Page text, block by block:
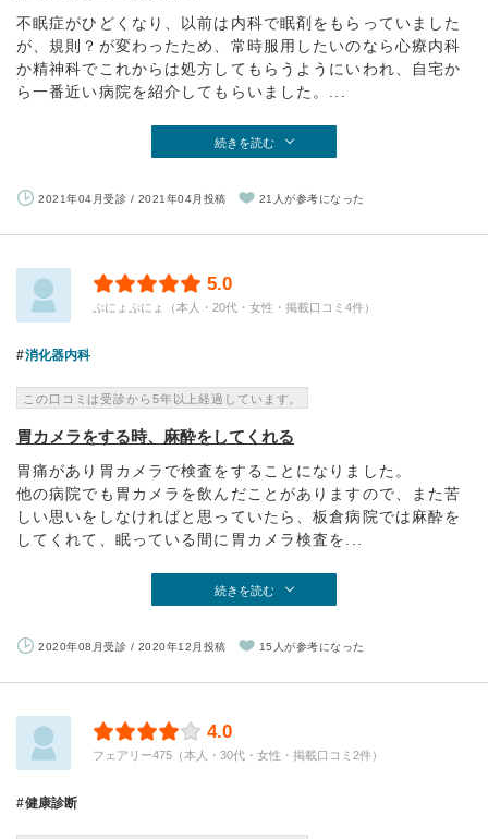
不眠症がひどくなり、以前は内科で眠剤をもらっていました
が、規則？が変わったため、常時服用したいのなら心療内科
か精神科でこれからは処方してもらうようにいわれ、自宅か
ら一番近い病院を紹介してもらいました。...
続きを読む
2021年04月受診 / 2021年04月投稿 21人が参考になった
5.0
ぷにょぷにょ（本人・20代・女性・掲載口コミ4件）
消化器内科
この口コミは受診から5年以上経過しています。
胃カメラをする時、麻酔をしてくれる
胃痛があり胃カメラで検査をすることになりました。
他の病院でも胃カメラを飲んだことがありますので、また苦
しい思いをしなければと思っていたら、板倉病院では麻酔を
してくれて、眠っている間に胃カメラ検査を...
続きを読む
2020年08月受診 / 2020年12月投稿 15人が参考になった
4.0
フェアリー475（本人・30代・女性・掲載口コミ2件）
健康診断